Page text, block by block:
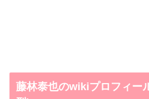
藤林泰也のwikiプロフィー